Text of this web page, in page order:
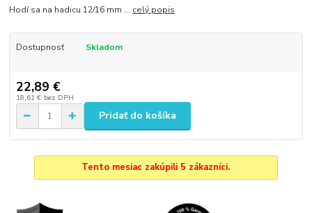
Hodí sa na hadicu 12/16 mm ... celý popis
Dostupnosť Skladom
22,89 €
18,61 € bez DPH
Pridať do košíka
Tento mesiac zakúpili 5 zákazníci.